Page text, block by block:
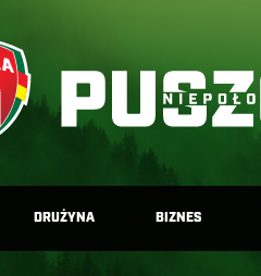
DRUŻYNA BIZNES